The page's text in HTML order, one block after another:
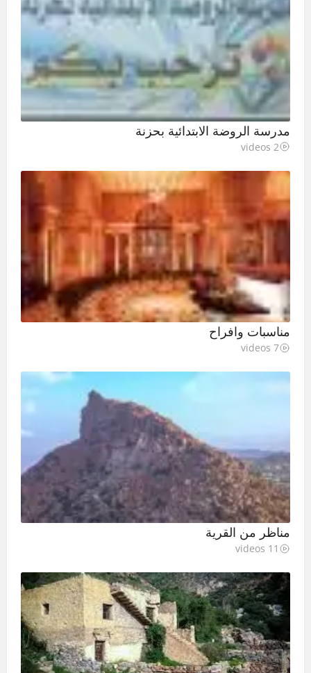
مدرسة الروضة الابتدائية بحزنة
2 videos
مناسبات وافراح
7 videos
مناظر من القرية
11 videos